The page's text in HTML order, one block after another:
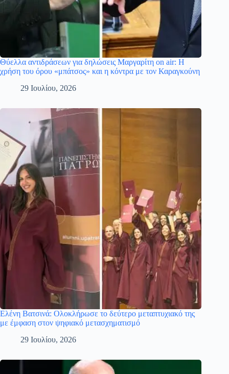
Θύελλα αντιδράσεων για δηλώσεις Μαργαρίτη on air: Η
χρήση του όρου «μπάτσος» και η κόντρα με τον Καραγκούνη
29 Ιουλίου, 2026
Ελένη Βατσινά: Ολοκλήρωσε το δεύτερο μεταπτυχιακό της
με έμφαση στον ψηφιακό μετασχηματισμό
29 Ιουλίου, 2026